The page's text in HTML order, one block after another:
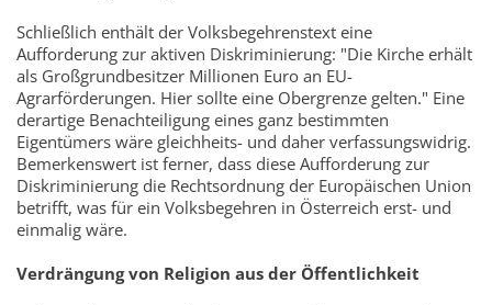
Schließlich enthält der Volksbegehrenstext eine
Aufforderung zur aktiven Diskriminierung: "Die Kirche erhält
als Großgrundbesitzer Millionen Euro an EU-
Agrarförderungen. Hier sollte eine Obergrenze gelten." Eine
derartige Benachteiligung eines ganz bestimmten
Eigentümers wäre gleichheits- und daher verfassungswidrig.
Bemerkenswert ist ferner, dass diese Aufforderung zur
Diskriminierung die Rechtsordnung der Europäischen Union
betrifft, was für ein Volksbegehren in Österreich erst- und
einmalig wäre.
Verdrängung von Religion aus der Öffentlichkeit